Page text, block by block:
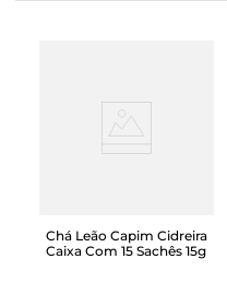
Chá Leão Capim Cidreira
Caixa Com 15 Sachês 15g